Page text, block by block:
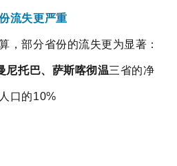
流失更严重
，部分省份的流失更为显著：
尼托巴、萨斯喀彻温三省的净
口的10%